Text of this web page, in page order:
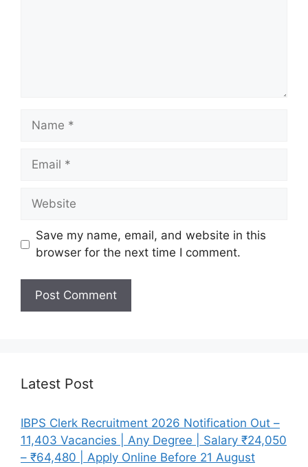
Name
Email
Website
Save my name, email, and website in this
browser for the next time I comment.
Latest Post
IBPS Clerk Recruitment 2026 Notification Out –
11,403 Vacancies | Any Degree | Salary ₹24,050
– ₹64,480 | Apply Online Before 21 August